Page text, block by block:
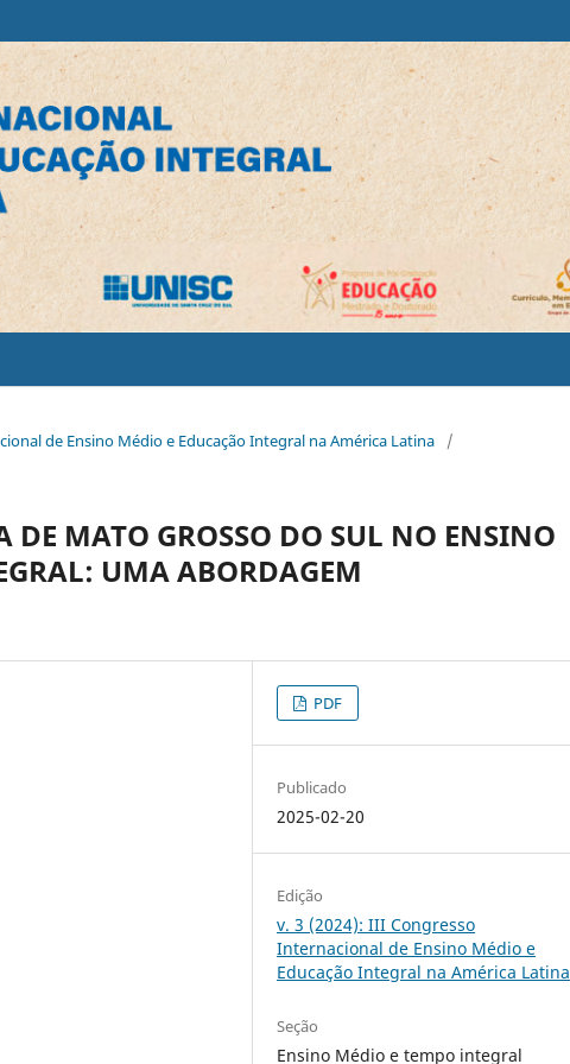
de Ensino Médio e Educação Integral na América Latina
/
DE MATO GROSSO DO SUL NO ENSINO
UMA ABORDAGEM
PDF
Publicado
2025-02-20
Edição
v. 3 (2024): III Congresso
Internacional de Ensino Médio e
Educação Integral na América Latina
Seção
Ensino Médio e tempo integral